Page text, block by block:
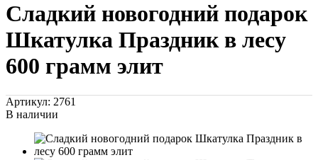
Сладкий новогодний подарок
Шкатулка Праздник в лесу
600 грамм элит
Артикул: 2761
В наличии